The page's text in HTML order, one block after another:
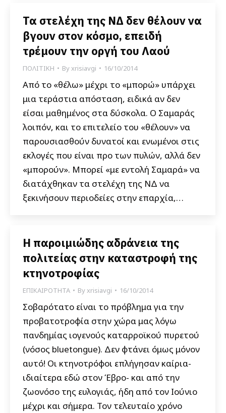
Τα στελέχη της ΝΔ δεν θέλουν να
βγουν στον κόσμο, επειδή
τρέμουν την οργή του Λαού
ΠΟΛΙΤΙΚΗ Byxrisiavgi 16/10/2014
Από το «θέλω» μέχρι το «μπορώ» υπάρχει
μια τεράστια απόσταση, ειδικά αν δεν
είσαι μαθημένος στα δύσκολα. Ο Σαμαράς
λοιπόν, και το επιτελείο του «θέλουν» να
παρουσιασθούν δυνατοί και ενωμένοι στις
εκλογές που είναι προ των πυλών, αλλά δεν
«μπορούν». Μπορεί «με εντολή Σαμαρά» να
διατάχθηκαν τα στελέχη της ΝΔ να
ξεκινήσουν περιοδείες στην επαρχία,…
Η παροιμιώδης αδράνεια της
πολιτείας στην καταστροφή της
κτηνοτροφίας
ΕΠΙΚΑΙΡΟΤΗΤΑ Byxrisiavgi 16/10/2014
Σοβαρότατο είναι το πρόβλημα για την
προβατοτροφία στην χώρα μας λόγω
πανδημίας ιογενούς καταρροϊκού πυρετού
(νόσος bluetongue). Δεν φτάνει όμως μόνον
αυτό! Οι κτηνοτρόφοι επλήγησαν καίρια-
ιδιαίτερα εδώ στον Έβρο- και από την
ζωονόσο της ευλογιάς, ήδη από τον Ιούνιο
μέχρι και σήμερα. Τον τελευταίο χρόνο